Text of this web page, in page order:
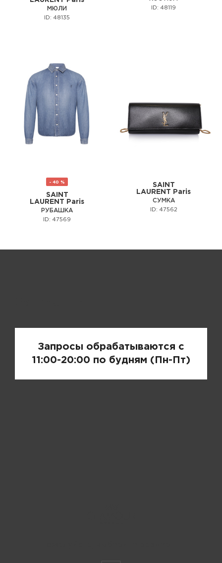
МЮЛИ
ID: 48135
ID: 48119
- 40 %
SAINT
LAURENT Paris
РУБАШКА
ID: 47569
SAINT
LAURENT Paris
СУМКА
ID: 47562
Запросы обрабатываются с
11:00-20:00 по будням (Пн-Пт)